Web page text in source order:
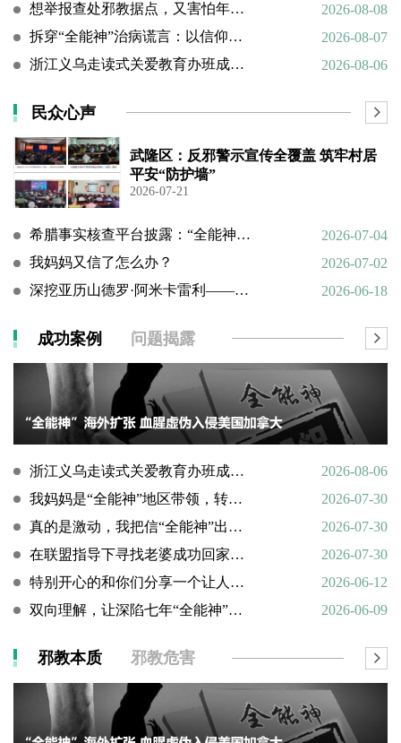
想举报查处邪教据点，又害怕年迈的父母心理难以承受
2026-08-08
拆穿“全能神”治病谎言：以信仰绑架生命，以洗脑延误治疗
2026-08-07
浙江义乌走读式关爱教育办班成功转化9名“全能神”“全范围教会”等邪教人员
2026-08-06
民众心声
武隆区：反邪警示宣传全覆盖 筑牢村居
平安“防护墙”
2026-07-21
希腊事实核查平台披露：“全能神”邪教借AI技术向欧洲渗透
2026-07-04
我妈妈又信了怎么办？
2026-07-02
深挖亚历山德罗·阿米卡雷利——一个邪教组织的国际帮凶
2026-06-18
成功案例 问题揭露
浙江义乌走读式关爱教育办班成功转化9名“全能神”“全范围教会”等邪教人员
2026-08-06
我妈妈是“全能神”地区带领，转化情况好转
2026-07-30
真的是激动，我把信“全能神”出走的老婆找了回来
2026-07-30
在联盟指导下寻找老婆成功回家回顾
2026-07-30
特别开心的和你们分享一个让人欣慰的好消息
2026-06-12
双向理解，让深陷七年“全能神”的母亲彻底醒悟
2026-06-09
邪教本质 邪教危害